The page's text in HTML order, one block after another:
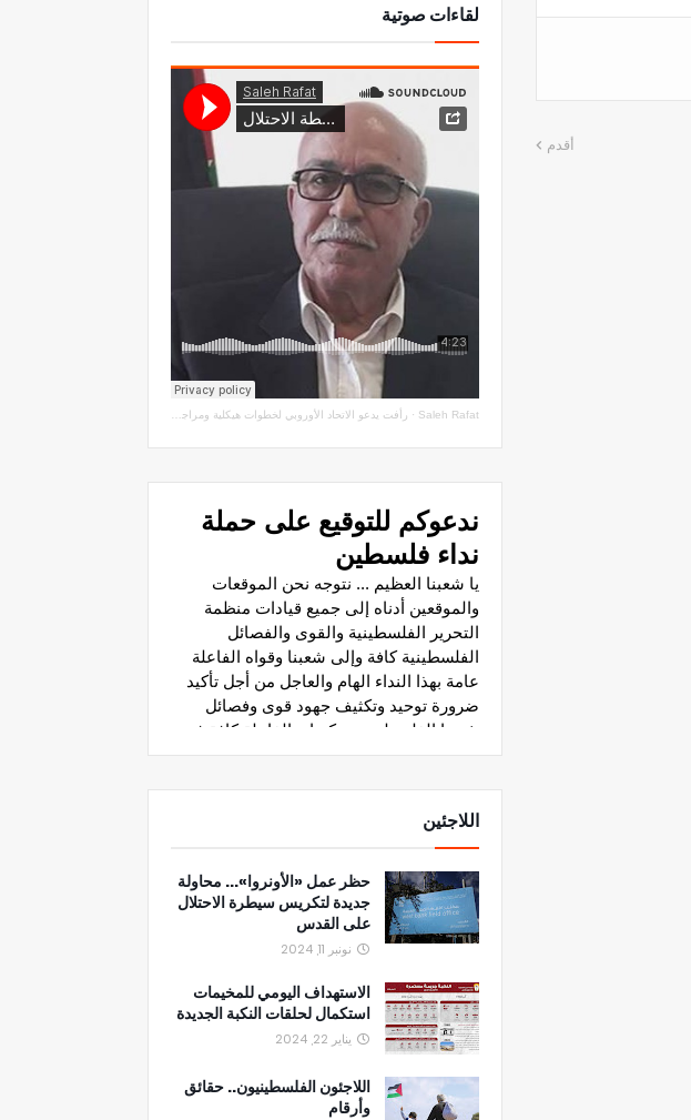
أقدم
لقاءات صوتية
Saleh Rafat
· رأفت يدعو الاتحاد الأوروبي لخطوات هيكلية ومراجعة اتفاقيات الشراكة مع سلطة الاحتلال
اللاجئين
حظر عمل «الأونروا»... محاولة
جديدة لتكريس سيطرة الاحتلال
على القدس
نونبر 11, 2024
الاستهداف اليومي للمخيمات
استكمال لحلقات النكبة الجديدة
يناير 22, 2024
اللاجئون الفلسطينيون.. حقائق
وأرقام